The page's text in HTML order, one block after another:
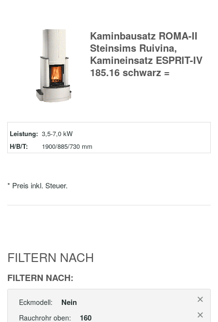
Kaminbausatz ROMA-II
Steinsims Ruivina,
Kamineinsatz ESPRIT-IV
185.16 schwarz =
Leistung: 3,5-7,0 kW
H/B/T:
1900/885/730 mm
* Preis inkl. Steuer.
FILTERN NACH
FILTERN NACH:
Eckmodell: Nein
Rauchrohr oben: 160